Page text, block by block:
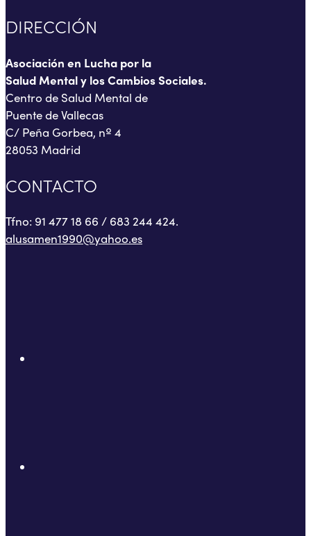
DIRECCIÓN
Asociación en Lucha por la
Salud Mental y los Cambios Sociales.
Centro de Salud Mental de
Puente de Vallecas
C/ Peña Gorbea, nº 4
28053 Madrid
CONTACTO
Tfno: 91 477 18 66 / 683 244 424.
alusamen1990@yahoo.es